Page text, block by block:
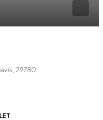
29780